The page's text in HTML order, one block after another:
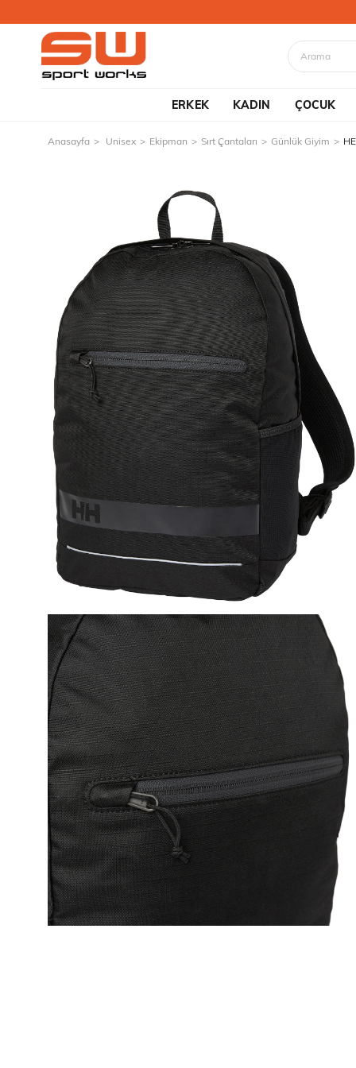
ERKEK KADIN ÇOCUK
Anasayfa Unisex Ekipman Sırt Çantaları Günlük Giyim